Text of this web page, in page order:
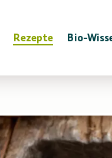
Rezepte Bio-